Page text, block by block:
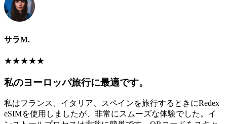
サラM.
★★★★★
私のヨーロッパ旅行に最適です。
私はフランス、イタリア、スペインを旅行するときにRedex
eSIMを使用しましたが、非常にスムーズな体験でした。イ